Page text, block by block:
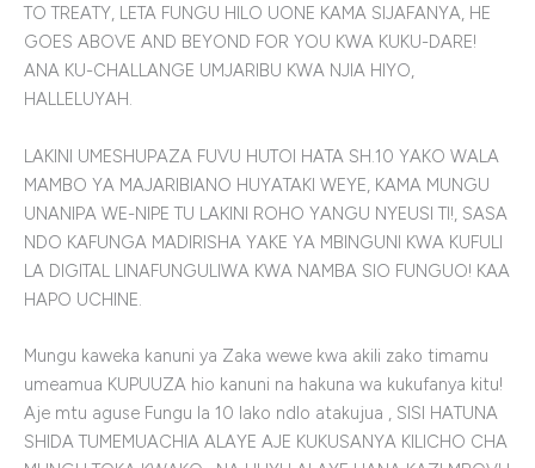
TO TREATY, LETA FUNGU HILO UONE KAMA SIJAFANYA, HE
GOES ABOVE AND BEYOND FOR YOU KWA KUKU-DARE!
ANA KU-CHALLANGE UMJARIBU KWA NJIA HIYO,
HALLELUYAH.
LAKINI UMESHUPAZA FUVU HUTOI HATA SH.10 YAKO WALA
MAMBO YA MAJARIBIANO HUYATAKI WEYE, KAMA MUNGU
UNANIPA WE-NIPE TU LAKINI ROHO YANGU NYEUSI TI!, SASA
NDO KAFUNGA MADIRISHA YAKE YA MBINGUNI KWA KUFULI
LA DIGITAL LINAFUNGULIWA KWA NAMBA SIO FUNGUO! KAA
HAPO UCHINE.
Mungu kaweka kanuni ya Zaka wewe kwa akili zako timamu
umeamua KUPUUZA hio kanuni na hakuna wa kukufanya kitu!
Aje mtu aguse Fungu la 10 lako ndIo atakujua , SISI HATUNA
SHIDA TUMEMUACHIA ALAYE AJE KUKUSANYA KILICHO CHA